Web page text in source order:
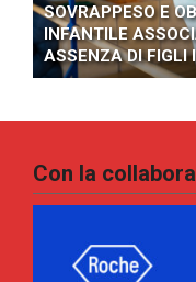
SOVRAPPESO E
INFANTILE
ASSENZA DI FIGLI
Con la